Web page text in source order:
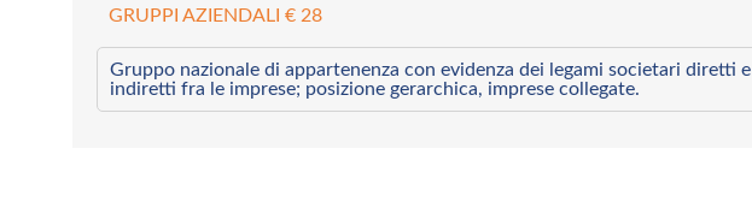
GRUPPI AZIENDALI € 28
Gruppo nazionale di appartenenza con evidenza dei legami societari diretti e
indiretti fra le imprese; posizione gerarchica, imprese collegate.